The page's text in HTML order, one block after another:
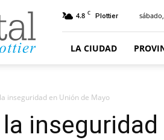
4.8 C Plottier
LA CIUDAD
inseguridad en Unión de Mayo